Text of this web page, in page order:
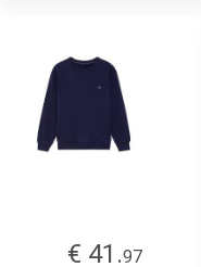
€ 41.97